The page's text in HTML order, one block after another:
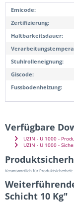
Emicode:
Zertifizierung:
Haltbarkeitsdauer:
Stuhlrolleneignung:
Giscode:
Fussbodenheizung:
Verfügbare
UZIN - U 1000 -
UZIN - U 1000 -
Verantwortlich für Produktsicherheit:
Schicht 10 Kg"